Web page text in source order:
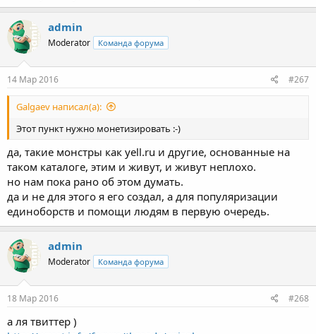
admin
Moderator Команда форума
14 Мар 2016 #267
Galgaev написал(а):
Этот пункт нужно монетизировать :-)
да, такие монстры как yell.ru и другие, основанные на
таком каталоге, этим и живут, и живут неплохо.
но нам пока рано об этом думать.
да и не для этого я его создал, а для популяризации
единоборств и помощи людям в первую очередь.
admin
Moderator Команда форума
18 Мар 2016 #268
а ля твиттер )